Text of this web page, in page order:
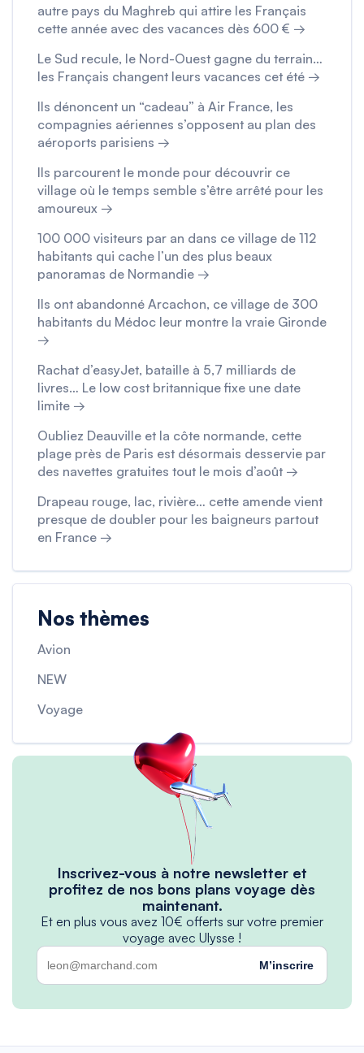
autre pays du Maghreb qui attire les Français
cette année avec des vacances dès 600 € →
Le Sud recule, le Nord-Ouest gagne du terrain…
les Français changent leurs vacances cet été →
Ils dénoncent un “cadeau” à Air France, les
compagnies aériennes s’opposent au plan des
aéroports parisiens →
Ils parcourent le monde pour découvrir ce
village où le temps semble s’être arrêté pour les
amoureux →
100 000 visiteurs par an dans ce village de 112
habitants qui cache l’un des plus beaux
panoramas de Normandie →
Ils ont abandonné Arcachon, ce village de 300
habitants du Médoc leur montre la vraie Gironde
→
Rachat d’easyJet, bataille à 5,7 milliards de
livres… Le low cost britannique fixe une date
limite →
Oubliez Deauville et la côte normande, cette
plage près de Paris est désormais desservie par
des navettes gratuites tout le mois d’août →
Drapeau rouge, lac, rivière… cette amende vient
presque de doubler pour les baigneurs partout
en France →
Nos thèmes
Avion
NEW
Voyage
Inscrivez-vous à notre newsletter et
profitez de nos bons plans voyage dès
maintenant.
Et en plus vous avez 10€ offerts sur votre premier
voyage avec Ulysse !
M’inscrire